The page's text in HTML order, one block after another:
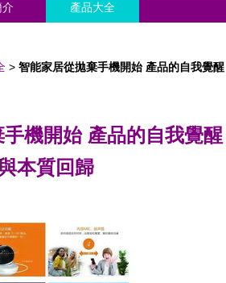
介 產品大全
> 智能家居從拋棄手機開始 產品的自我覺醒
機開始 產品的自我覺醒
本質回歸